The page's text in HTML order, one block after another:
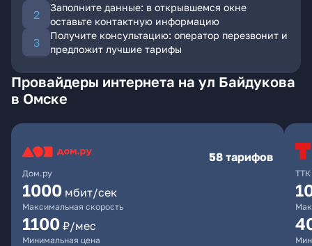
Заполните данные: в открывшемся окне
оставьте контактную информацию
Получите консультацию: оператор перезвонит и
предложит лучшие тарифы
Провайдеры интернета на ул Байдукова
в Омске
Дом.ру
58 тарифов
1000 мбит/сек
Максимальная скорость
1100 ₽/мес
Минимальная цена
ТТК